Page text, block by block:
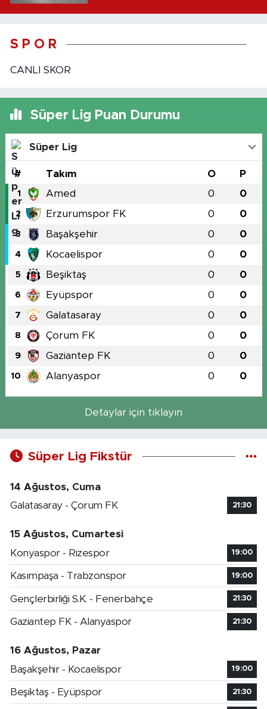
S P O R
CANLI SKOR
Süper Lig Puan Durumu
Süper Lig
# Takım O P
1 Amed 0 0
2 Erzurumspor FK 0 0
3 Başakşehir 0 0
4 Kocaelispor 0 0
5 Beşiktaş 0 0
6 Eyüpspor 0 0
7 Galatasaray 0 0
8 Çorum FK 0 0
9 Gaziantep FK 0 0
10 Alanyaspor 0 0
Detaylar için tıklayın
Süper Lig Fikstür
14 Ağustos, Cuma
Galatasaray - Çorum FK
21:30
15 Ağustos, Cumartesi
Konyaspor - Rizespor
19:00
Kasımpaşa - Trabzonspor 19:00
Gençlerbirliği S.K. - Fenerbahçe 21:30
Gaziantep FK - Alanyaspor 21:30
16 Ağustos, Pazar
Başakşehir - Kocaelispor
19:00
Beşiktaş - Eyüpspor 21:30